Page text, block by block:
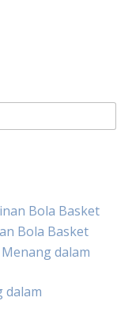
Bola Basket
Bola Basket
dalam
dalam